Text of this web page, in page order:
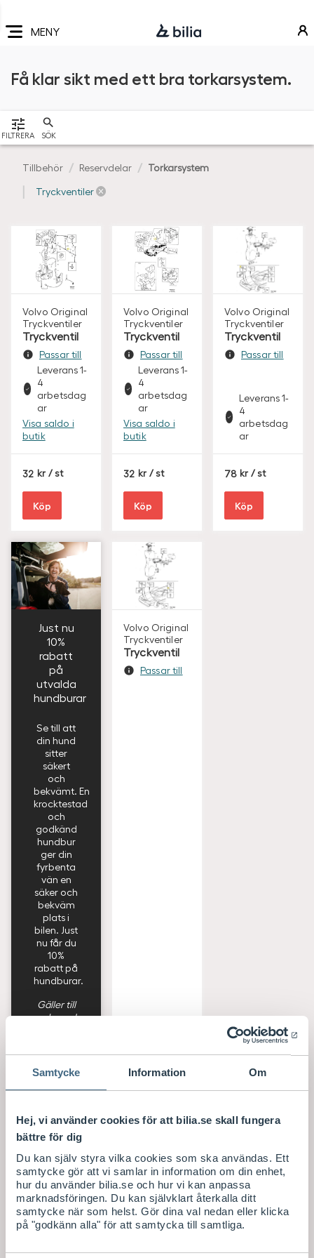
Samtycke Information Om
Hej, vi använder cookies för att bilia.se skall fungera
bättre för dig
Du kan själv styra vilka cookies som ska användas. Ett
samtycke gör att vi samlar in information om din enhet,
hur du använder bilia.se och hur vi kan anpassa
marknadsföringen. Du kan självklart återkalla ditt
samtycke när som helst. Gör dina val nedan eller klicka
på "godkänn alla" för att samtycka till samtliga.
huvudmeny
innehåll
sidfot MENY
Få klar sikt med ett bra torkarsystem.
VISA
FILTRERA SÖK
Tillbehör Reservdelar
Torkarsystem
Tryckventiler
Volvo Original
Tryckventiler
Tryckventil
Passar till
Leverans 1-
4
arbetsdag
ar
Visa saldo i
butik
32 S / st
Köp
Volvo Original
Tryckventiler
Tryckventil
Passar till
Leverans 1-
4
arbetsdag
ar
Visa saldo i
butik
32 S / st
Köp
Volvo Original
Tryckventiler
Tryckventil
Passar till
Leverans 1-
4
arbetsdag
ar
78 S / st
Köp
Just nu
10%
rabatt
på
utvalda
hundburar
Se till att
din hund
sitter
säkert
och
bekvämt. En
krocktestad
och
godkänd
hundbur
ger din
fyrbenta
vän en
säker och
bekväm
plats i
bilen. Just
nu får du
10%
rabatt på
hundburar.
Gäller till
och med
ej
produkter
från Alfta.
TILL
PRODUKTERNA
Volvo Original
Tryckventiler
Tryckventil
Passar till
arbetsdag
ar
E